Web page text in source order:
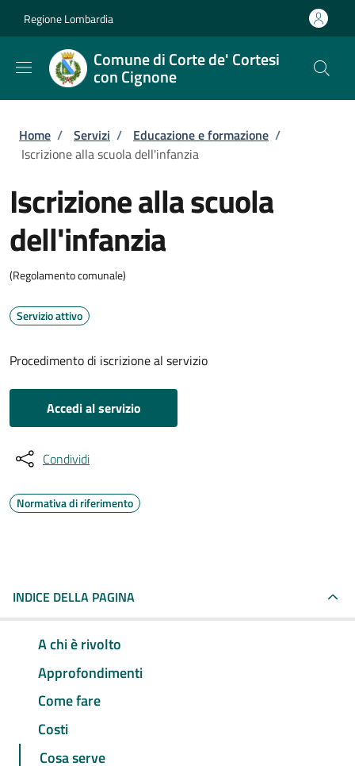
Regione Lombardia
Comune di Corte de' Cortesi
con Cignone
Briciole di pane
Home / Servizi / Educazione e formazione /
Iscrizione alla scuola dell'infanzia
Iscrizione alla scuola
dell'infanzia
(Regolamento comunale)
Servizio attivo
Procedimento di iscrizione al servizio
Accedi al servizio
Condividi
Normativa di riferimento
INDICE DELLA PAGINA
A chi è rivolto
Approfondimenti
Come fare
Costi
Cosa serve